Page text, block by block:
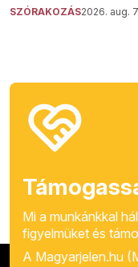
SZÓRAKOZÁS2026. aug.
Mi a munkánkkal
figyelmüket és
A Magyarjelen.hu